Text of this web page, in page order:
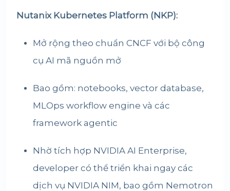
Nutanix Kubernetes Platform (NKP):
Mở rộng theo chuẩn CNCF với bộ công
cụ AI mã nguồn mở
Bao gồm: notebooks, vector database,
MLOps workflow engine và các
framework agentic
Nhờ tích hợp NVIDIA AI Enterprise,
developer có thể triển khai ngay các
dịch vụ NVIDIA NIM, bao gồm Nemotron